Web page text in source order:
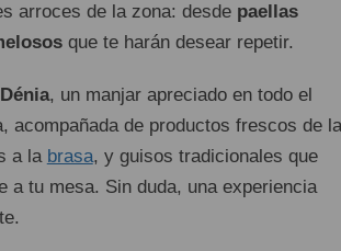
arroces de la zona: desde paellas
que te harán desear repetir.
, un manjar apreciado en todo el
acompañada de productos frescos de la
a la brasa, y guisos tradicionales que
a tu mesa. Sin duda, una experiencia